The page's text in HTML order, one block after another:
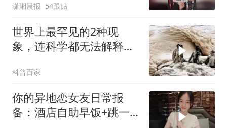
潇湘晨报 54跟贴
世界上最罕见的2种现
象，连科学都无法解释，
科普百家
你的异地恋女友日常报
备：酒店自助早饭+跳一